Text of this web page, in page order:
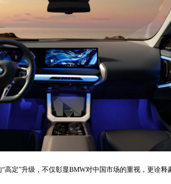
高定”升级，不仅彰显BMW对中国市场的重视，更诠